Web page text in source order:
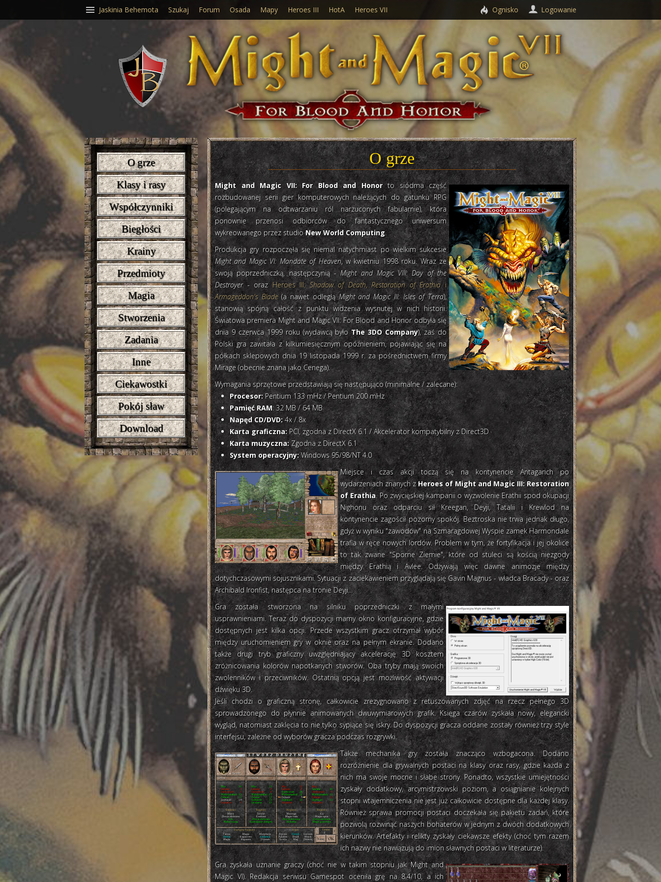
O grze
Klasy i rasy
Współczynniki
Biegłości
Krainy
Przedmioty
Magia
Stworzenia
Zadania
Inne
Ciekawostki
Pokój sław
Download
O grze
Might and Magic VII: For Blood and Honorto siódma część
rozbudowanej serii gier komputerowych należących do gatunku RPG
(polegającym na odtwarzaniu ról narzuconych fabularnie), która
ponownie przenosi odbiorców do fantastycznego uniwersum
wykreowanego przez studioNew World Computing.
Produkcja gry rozpoczęła się niemal natychmiast po wielkim sukcesie
Might and Magic VI: Mandate of Heaven, w kwietniu 1998 roku. Wraz ze
swoją poprzedniczką, następczynią -Might and Magic VIII: Day of the
Destroyer- oraz Heroes III:Shadow of Death,Restoration of Erathiai
Armageddon's Blade(a nawet odległąMight and Magic III: Isles of Terra),
stanowią spójną całość z punktu widzenia wysnutej w nich historii.
Światowa premiera Might and Magic VII: For Blood and Honor odbyła się
dnia 9 czerwca 1999 roku (wydawcą byłoThe 3DO Company), zaś do
Polski gra zawitała z kilkumiesięcznym opóźnieniem, pojawiając się na
półkach sklepowych dnia 19 listopada 1999 r. za pośrednictwem firmy
Mirage (obecnie znana jako Cenega).
Wymagania sprzętowe przedstawiają się następująco (minimalne / zalecane):
Procesor: Pentium 133 mHz / Pentium 200 mHz
Pamięć RAM: 32 MB / 64 MB
Napęd CD/DVD: 4x / 8x
Karta graficzna: PCI, zgodna z DirectX 6.1 / Akcelerator kompatybilny z Direct3D
Karta muzyczna:Zgodna z DirectX 6.1
System operacyjny: Windows 95/98/NT 4.0
Miejsce i czas akcji toczą się na kontynencie Antagarich po
wydarzeniach znanych zHeroes of Might and Magic III: Restoration
of Erathia. Po zwycięskiej kampanii o wyzwolenie Erathii spod okupacji
Nighonu oraz odparciu sił Kreegan, Deyji, Tatalii i Krewlod na
kontynencie zagościł pozorny spokój. Beztroska nie trwa jednak długo,
gdyż w wyniku "zawodów" na Szmaragdowej Wyspie zamek Harmondale
trafia w ręce nowych lordów. Problem w tym, że fortyfikacja i jej okolice
to tak zwane "Sporne Ziemie", które od stuleci są kością niezgody
między Erathią i Avlee. Odżywają więc dawne animozje między
dotychczasowymi sojusznikami. Sytuacji z zaciekawieniem przyglądają się Gavin Magnus - władca Bracady - oraz
Archibald Ironfist, następca na tronie Deyji...
Gra została stworzona na silniku poprzedniczki z małymi
usprawnieniami. Teraz do dyspozycji mamy okno konfiguracyjne, gdzie
dostępnych jest kilka opcji. Przede wszystkim gracz otrzymał wybór
między uruchomieniem gry w oknie oraz na pełnym ekranie. Dodano
także drugi tryb graficzny uwzględniający akcelerację 3D kosztem
zróżnicowania kolorów napotkanych stworów. Oba tryby mają swoich
zwolenników i przeciwników. Ostatnią opcją jest możliwość aktywacji
dźwięku 3D.
Jeśli chodzi o graficzną stronę, całkowicie zrezygnowano z retuszowanych zdjęć na rzecz pełnego 3D
sprowadzonego do płynnie animowanych dwuwymiarowych grafik. Księga czarów zyskała nowy, elegancki
wygląd, natomiast zaklęcia to nie tylko sypiące się iskry. Do dyspozycji gracza oddane zostały również trzy style
interfejsu, zależne od wyborów gracza podczas rozgrywki.
Także mechanika gry została znacząco wzbogacona. Dodano
rozróżnienie dla grywalnych postaci na klasy oraz rasy, gdzie każda z
nich ma swoje mocne i słabe strony. Ponadto, wszystkie umiejętności
zyskały dodatkowy, arcymistrzowski poziom, a osiągnianie kolejnych
stopni wtajemniczenia nie jest już całkowicie dostępne dla każdej klasy.
Również sprawa promocji postaci doczekała się pakietu zadań, które
pozwolą rozwinąć naszych bohaterów w jednym z dwóch dodatkowych
kierunków. Artefakty i relikty zyskały ciekawsze efekty (choć tym razem
ich nazwy nie nawiązują do imion sławnych postaci w literaturze).
Gra zyskała uznanie graczy (choć nie w takim stopniu jak Might and
Magic VI). Redakcja serwisu Gamespot oceniła grę na 8.4/10, a ich
Jaskinia Behemota Szukaj Forum Osada Mapy Heroes III HotA Heroes VII Ognisko Logowanie